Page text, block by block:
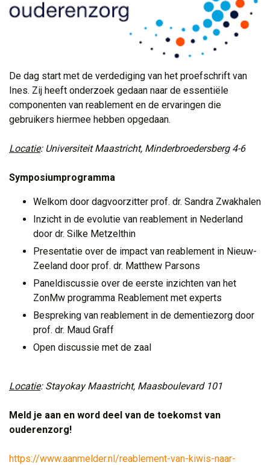
De dag start met de verdediging van het proefschrift van
Ines. Zij heeft onderzoek gedaan naar de essentiële
componenten van reablement en de ervaringen die
gebruikers hiermee hebben opgedaan.
Locatie: Universiteit Maastricht, Minderbroedersberg 4-6
Symposiumprogramma
Welkom door dagvoorzitter prof. dr. Sandra Zwakhalen
Inzicht in de evolutie van reablement in Nederland
door dr. Silke Metzelthin
Presentatie over de impact van reablement in Nieuw-
Zeeland door prof. dr. Matthew Parsons
Paneldiscussie over de eerste inzichten van het
ZonMw programma Reablement met experts
Bespreking van reablement in de dementiezorg door
prof. dr. Maud Graff
Open discussie met de zaal
Locatie: Stayokay Maastricht, Maasboulevard 101
Meld je aan en word deel van de toekomst van
ouderenzorg!
https://www.aanmelder.nl/reablement-van-kiwis-naar-